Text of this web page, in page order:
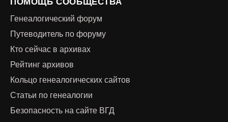
Генеалогический форум
Путеводитель по форуму
Кто сейчас в архивах
Рейтинг архивов
Кольцо генеалогических сайтов
Статьи по генеалогии
Безопасность на сайте ВГД